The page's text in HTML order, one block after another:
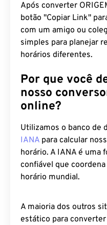
Após converter
botão "Copiar Link"
com um amigo ou
simples para planejar
horários diferentes.
Por que você
nosso
online?
Utilizamos o banco de
IANA para calcular
horário. A IANA é uma
confiável que
horário mundial.
A maioria dos outros
estático para